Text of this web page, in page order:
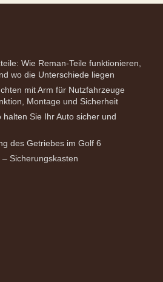
Wie Reman-Teile funktionieren,
wo die Unterschiede liegen
mit Arm für Nutzfahrzeuge
Montage und Sicherheit
Sie Ihr Auto sicher und
des Getriebes im Golf 6
Sicherungskasten